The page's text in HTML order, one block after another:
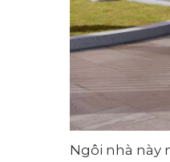
Ngôi nhà này